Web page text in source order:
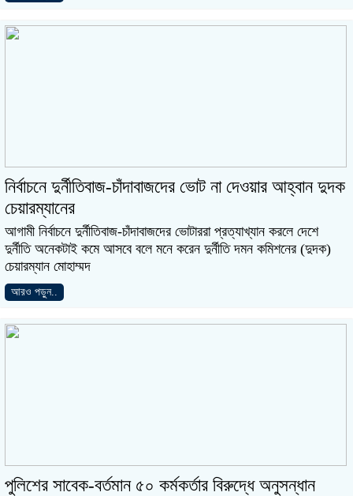
নির্বাচনে দুর্নীতিবাজ-চাঁদাবাজদের ভোট না দেওয়ার আহ্বান দুদক
চেয়ারম্যানের
আগামী নির্বাচনে দুর্নীতিবাজ-চাঁদাবাজদের ভোটাররা প্রত্যাখ্যান করলে দেশে
দুর্নীতি অনেকটাই কমে আসবে বলে মনে করেন দুর্নীতি দমন কমিশনের (দুদক)
চেয়ারম্যান মোহাম্মদ
আরও পড়ুন..
পুলিশের সাবেক-বর্তমান ৫০ কর্মকর্তার বিরুদ্ধে অনুসন্ধান